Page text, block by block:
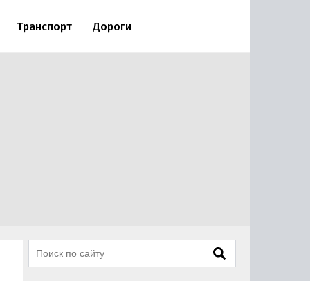
Транспорт Дороги